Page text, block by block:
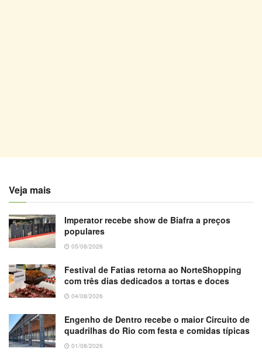
Veja mais
Imperator recebe show de Biafra a preços
populares
05/08/2026
Festival de Fatias retorna ao NorteShopping
com três dias dedicados a tortas e doces
04/08/2026
Engenho de Dentro recebe o maior Circuito de
quadrilhas do Rio com festa e comidas típicas
01/08/2026